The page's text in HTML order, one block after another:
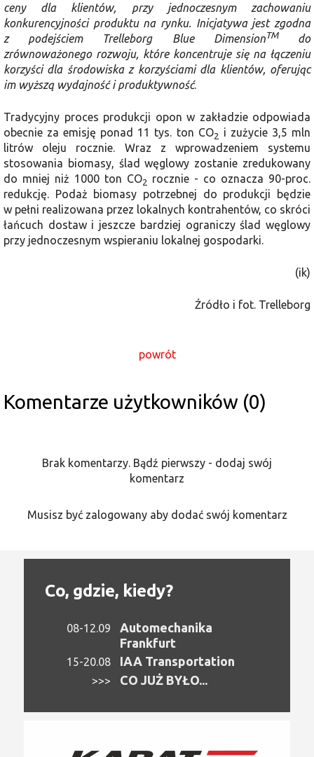
ceny dla klientów, przy jednoczesnym zachowaniu
konkurencyjności produktu na rynku. Inicjatywa jest zgodna
z podejściem Trelleborg Blue DimensionTMdo
zrównoważonego rozwoju, które koncentruje się na łączeniu
korzyści dla środowiska z korzyściami dla klientów, oferując
im wyższą wydajność i produktywność.
Tradycyjny proces produkcji opon w zakładzie odpowiada
obecnie za emisję ponad 11 tys. ton CO2 i zużycie 3,5 mln
litrów oleju rocznie. Wraz z wprowadzeniem systemu
stosowania biomasy, ślad węglowy zostanie zredukowany
do mniej niż 1000 ton CO2 rocznie - co oznacza 90-proc.
redukcję. Podaż biomasy potrzebnej do produkcji będzie
w pełni realizowana przez lokalnych kontrahentów, co skróci
łańcuch dostaw i jeszcze bardziej ograniczy ślad węglowy
przy jednoczesnym wspieraniu lokalnej gospodarki.
(ik)
Źródło i fot. Trelleborg
powrót
Komentarze użytkowników (0)
Brak komentarzy. Bądź pierwszy - dodaj swój
komentarz
Musisz być zalogowany aby dodać swój komentarz
Co, gdzie, kiedy?
08-12.09
Automechanika
Frankfurt
15-20.08 IAA Transportation
>>> CO JUŻ BYŁO...